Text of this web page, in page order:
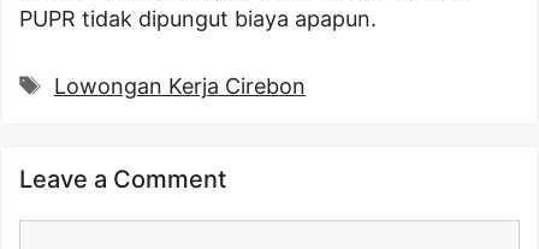
PUPR tidak dipungut biaya apapun.
Tags
Lowongan Kerja Cirebon
Leave a Comment